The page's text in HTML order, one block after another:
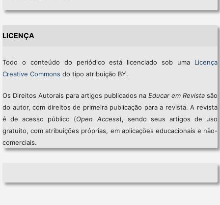
LICENÇA
Todo o conteúdo do periódico está licenciado sob uma Licença
Creative Commons do tipo atribuição BY.
Os Direitos Autorais para artigos publicados naEducar em Revista são
do autor, com direitos de primeira publicação para a revista. A revista
é de acesso público (Open Access), sendo seus artigos de uso
gratuito, com atribuições próprias, em aplicações educacionais e não-
comerciais.